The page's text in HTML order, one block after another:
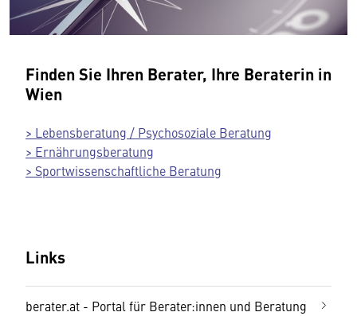
Finden Sie Ihren Berater, Ihre Beraterin in
Wien
> Lebensberatung / Psychosoziale Beratung
> Ernährungsberatung
> Sportwissenschaftliche Beratung
Links
berater.at - Portal für Berater:innen und Beratung